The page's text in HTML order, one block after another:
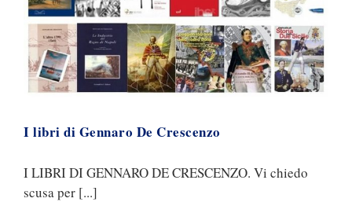
I libri di Gennaro De Crescenzo
I LIBRI DI GENNARO DE CRESCENZO. Vi chiedo
scusa per [...]